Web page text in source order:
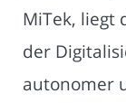
MiTek, liegt
der
autonomer